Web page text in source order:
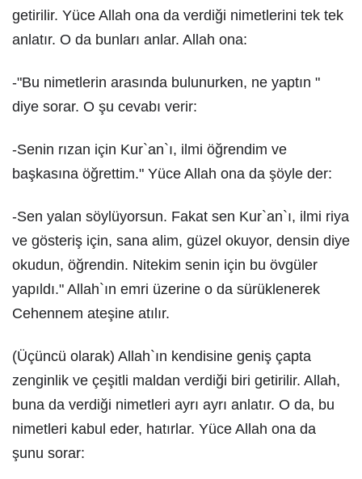
getirilir. Yüce Allah ona da verdiği nimetlerini tek tek
anlatır. O da bunları anlar. Allah ona:
-"Bu nimetlerin arasında bulunurken, ne yaptın "
diye sorar. O şu cevabı verir:
-Senin rızan için Kur`an`ı, ilmi öğrendim ve
başkasına öğrettim." Yüce Allah ona da şöyle der:
-Sen yalan söylüyorsun. Fakat sen Kur`an`ı, ilmi riya
ve gösteriş için, sana alim, güzel okuyor, densin diye
okudun, öğrendin. Nitekim senin için bu övgüler
yapıldı." Allah`ın emri üzerine o da sürüklenerek
Cehennem ateşine atılır.
(Üçüncü olarak) Allah`ın kendisine geniş çapta
zenginlik ve çeşitli maldan verdiği biri getirilir. Allah,
buna da verdiği nimetleri ayrı ayrı anlatır. O da, bu
nimetleri kabul eder, hatırlar. Yüce Allah ona da
şunu sorar: